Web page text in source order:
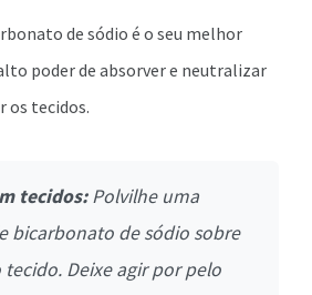
de sódio é o seu melhor
poder de absorver e neutralizar
os tecidos.
tecidos:Polvilhe uma
bicarbonato de sódio sobre
Deixe agir por pelo